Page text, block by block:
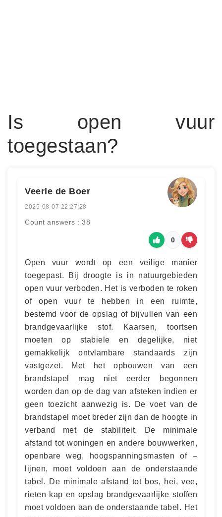
Is open vuur
toegestaan?
Veerle de Boer
2025-08-07 22:27:28
Count answers : 38
0
Open vuur wordt op een veilige manier
toegepast. Bij droogte is in natuurgebieden
open vuur verboden. Het is verboden te roken
of open vuur te hebben in een ruimte,
bestemd voor de opslag of bijvullen van een
brandgevaarlijke stof. Kaarsen, toortsen
moeten op stabiele en degelijke, niet
gemakkelijk ontvlambare standaards zijn
vastgezet. Met het opbouwen van een
brandstapel mag niet eerder begonnen
worden dan op de dag van afsteken indien er
geen toezicht aanwezig is. De voet van de
brandstapel moet breder zijn dan de hoogte in
verband met de stabiliteit. De minimale
afstand tot woningen en andere bouwwerken,
openbare weg, hoogspanningsmasten of –
lijnen, moet voldoen aan de onderstaande
tabel. De minimale afstand tot bos, hei, vee,
rieten kap en opslag brandgevaarlijke stoffen
moet voldoen aan de onderstaande tabel. Het